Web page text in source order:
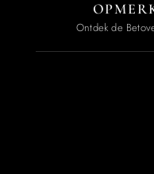
Ontdek de